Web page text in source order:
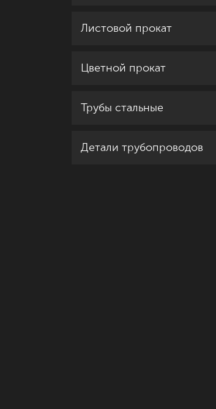
Листовой прокат
Цветной прокат
Трубы стальные
Детали трубопроводов